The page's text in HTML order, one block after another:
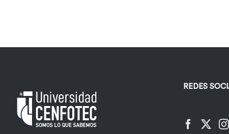
REDES